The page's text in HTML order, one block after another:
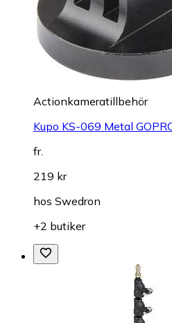
Actionkameratillbehör
Kupo KS-069 Metal
fr.
219 kr
hos Swedron
+2 butiker